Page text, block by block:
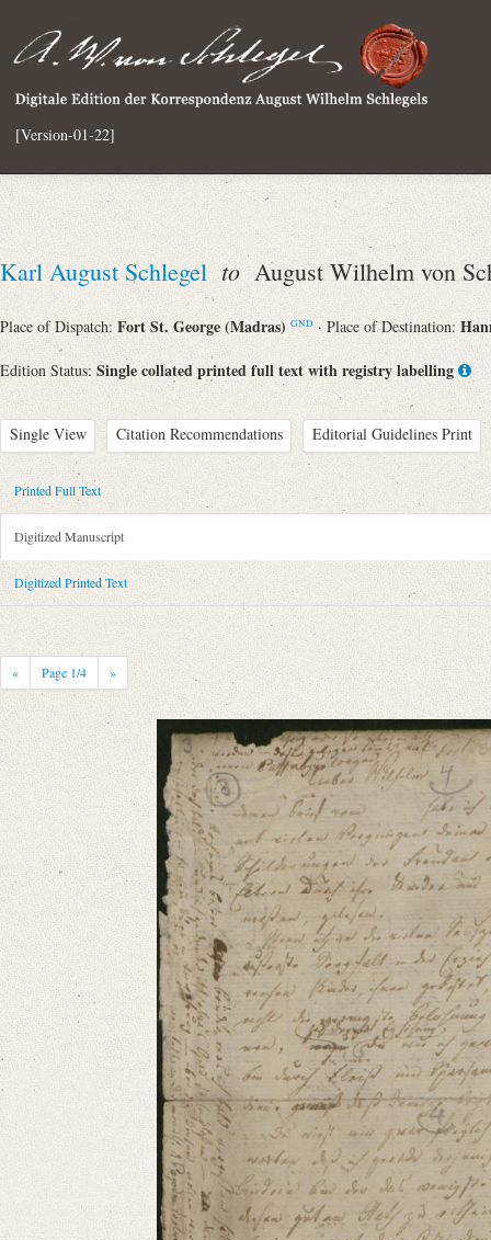
[Version-01-22]
Karl August Schlegel to August Wilhelm von
Place of Dispatch: Fort St. George (Madras) GND · Place of Destination:
Edition Status: Single collated printed full text with registry labelling
Single View Citation Recommendations Editorial Guidelines Print
Metadata Concerning Header
Sender: Karl August Schlegel
Recipient: August Wilhelm von Schlegel
Place of Dispatch: Fort St. George (Madras)
Place of Destination: Hannover
Notations: Empfangsort erschlossen.
Printed Text
Provider: Dresden, Sächsische Landesbibliothek - Staats- und
Bibliography: Walzel, Oskar: Neue Quellen zur Geschichte der
296.
Incipit: „[1] Fort St. George d. 26. Aug. 1784.
Lieber Wilhelm
Deinen Brief vom ..... habe ich erhalten und mit vielem Vergnügen
Provider: Dresden, Sächsische Landesbibliothek - Staats- und
OAI Id: DE-611-36905
Classification Number: Mscr.Dresd.e.90,XIX,Bd.22,Nr.3
Number of Pages: 4 S. auf Doppelbl., hs. m. U.
Format: 18,5 x 11,4 cm
Printed Full Text
Digitized Manuscript
Digitized Printed Text
« Page 1/4 »